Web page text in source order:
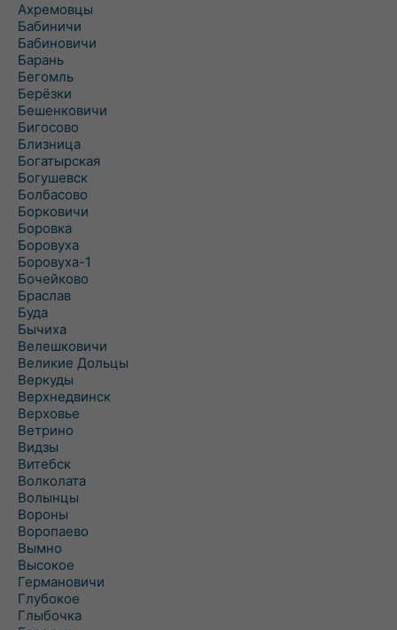
Ахремовцы
Бабиничи
Бабиновичи
Барань
Бегомль
Берёзки
Бешенковичи
Бигосово
Близница
Богатырская
Богушевск
Болбасово
Борковичи
Боровка
Боровуха
Боровуха-1
Бочейково
Браслав
Буда
Бычиха
Велешковичи
Великие Дольцы
Веркуды
Верхнедвинск
Верховье
Ветрино
Видзы
Витебск
Волколата
Волынцы
Вороны
Воропаево
Вымно
Высокое
Германовичи
Глубокое
Глыбочка